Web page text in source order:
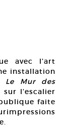
avec l’art
installation
Le Mur des
l’escalier
faite